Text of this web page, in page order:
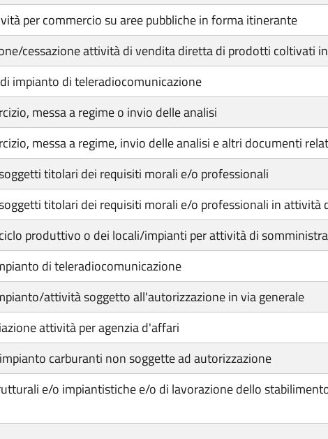
per commercio su aree pubbliche in forma itinerante
cessazione attività di vendita diretta di prodotti coltivati
impianto di teleradiocomunicazione
messa a regime o invio delle analisi
messa a regime, invio delle analisi e altri documenti
titolari dei requisiti morali e/o professionali
titolari dei requisiti morali e/o professionali in
produttivo o dei locali/impianti per attività di
di teleradiocomunicazione
attività soggetto all'autorizzazione in via generale
attività per agenzia d'affari
carburanti non soggette ad autorizzazione
e/o impiantistiche e/o di lavorazione dello